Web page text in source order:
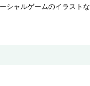
シャルゲームのイラスト